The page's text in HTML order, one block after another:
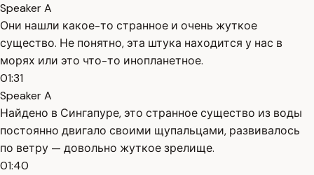
Speaker A
Они нашли какое-то странное и очень жуткое
существо. Не понятно, эта штука находится у нас в
морях или это что-то инопланетное.
01:31
Speaker A
Найдено в Сингапуре, это странное существо из воды
постоянно двигало своими щупальцами, развивалось
по ветру — довольно жуткое зрелище.
01:40